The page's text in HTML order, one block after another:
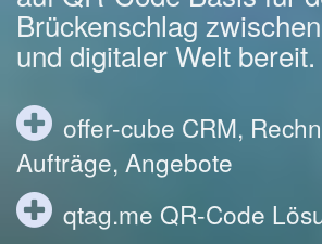
Brückenschlag
und digitaler Welt bereit.
offer-cube CRM,
Aufträge, Angebote
qtag.me QR-Code